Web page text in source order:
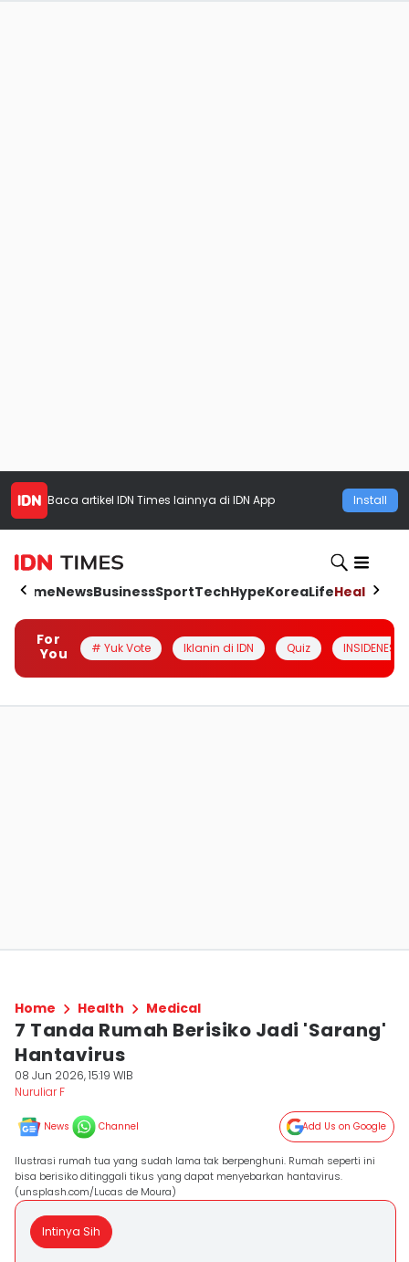
Baca artikel IDN Times lainnya di IDN App Install
HomeNewsBusinessSportTechHypeKoreaLifeHealth
For
You
# Yuk Vote Iklanin di IDN Quiz INSIDENESIA
Home Health Medical
7 Tanda Rumah Berisiko Jadi 'Sarang'
Hantavirus
08 Jun 2026, 15:19 WIB
Nuruliar F
News Channel Add Us on Google
Ilustrasi rumah tua yang sudah lama tak berpenghuni. Rumah seperti ini
bisa berisiko ditinggali tikus yang dapat menyebarkan hantavirus.
(unsplash.com/Lucas de Moura)
Intinya Sih